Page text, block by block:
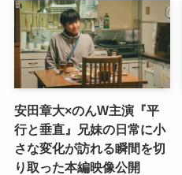
安田章大×のんW主演『平
行と垂直』兄妹の日常に小
さな変化が訪れる瞬間を切
り取った本編映像公開